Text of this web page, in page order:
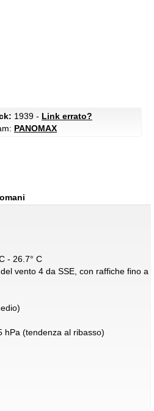
1939 - Link errato?
PANOMAX
- 26.7° C
vento 4 da SSE, con raffiche fino a
hPa (tendenza al ribasso)